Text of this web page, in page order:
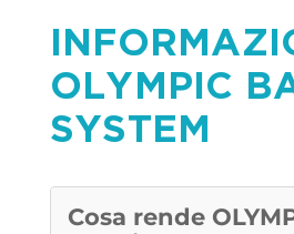
OLYMPIC
SYSTEM
Cosa rende